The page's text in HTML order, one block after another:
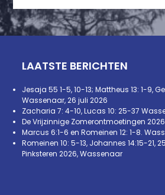
LAATSTE BERICHTEN
Jesaja 55 1-5, 10-13; Mattheus 13: 1-9,
Wassenaar, 26 juli 2026
Zacharia 7: 4-10, Lucas 10: 25-37
De Vrijzinnige Zomerontmoetingen 2026
Marcus 6:1-6 en Romeinen 12: 1-8.
Romeinen 10: 5-13, Johannes 14:15-21,
Pinksteren 2026, Wassenaar